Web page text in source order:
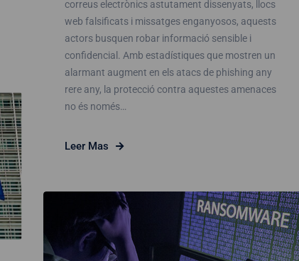
correus electrònics astutament dissenyats, llocs
web falsificats i missatges enganyosos, aquests
actors busquen robar informació sensible i
confidencial. Amb estadístiques que mostren un
alarmant augment en els atacs de phishing any
rere any, la protecció contra aquestes amenaces
no és només…
Leer Mas